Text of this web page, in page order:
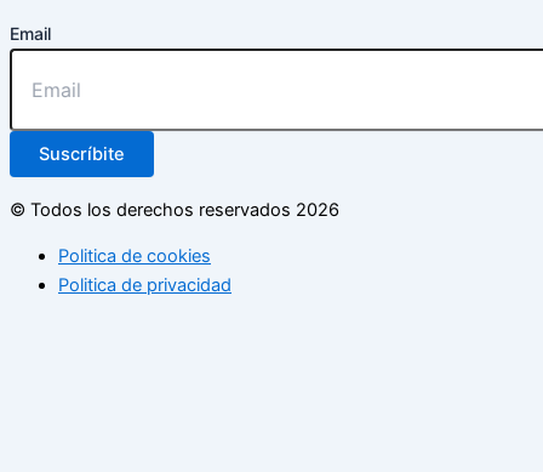
Email
Suscríbite
© Todos los derechos reservados 2026
Politica de cookies
Politica de privacidad